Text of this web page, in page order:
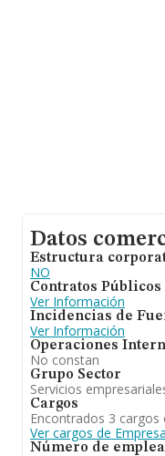
Datos
Estructura
NO
Contratos
Ver Información
Incidencias de
Ver Información
Operaciones
No constan
Grupo Sector
Servicios
Cargos
Encontrados 3 cargos
Ver cargos de Empresa
Número de